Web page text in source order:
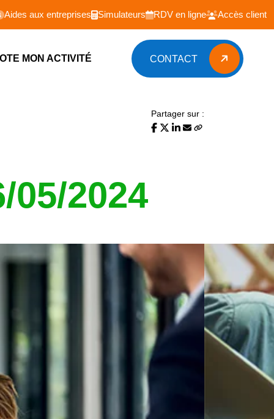
Aides aux entreprises Simulateurs RDV en ligne Accès client
MON ACTIVITÉ CONTACT
Partager sur :
2024